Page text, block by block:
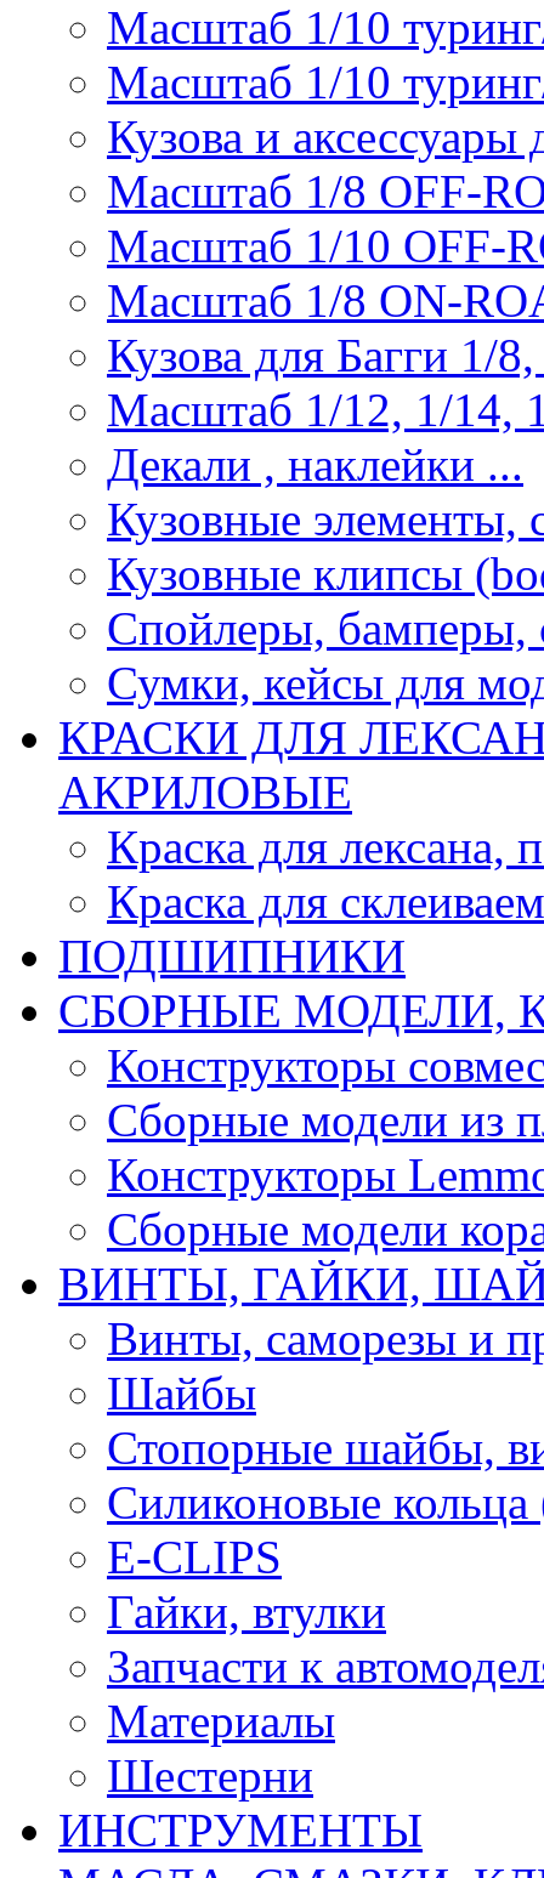
Масштаб 1/10
Масштаб 1/10
Кузова и
Масштаб 1/8 OFF-
Масштаб 1/10 OFF-
Масштаб 1/8 ON-
Кузова для Багги 1/
Масштаб 1/12, 1/14,
Декали , наклейки ...
Кузовные элементы,
Кузовные клипсы
Спойлеры, бамперы,
Сумки, кейсы для
КРАСКИ ДЛЯ
АКРИЛОВЫЕ
Краска для лексана,
Краска для
ПОДШИПНИКИ
CБОРНЫЕ МОДЕЛИ,
Конструкторы
Сборные модели из
Конструкторы
Сборные модели
ВИНТЫ, ГАЙКИ,
Винты, саморезы и
Шайбы
Стопорные шайбы,
Силиконовые
E-CLIPS
Гайки, втулки
Запчасти к
Материалы
Шестерни
ИНСТРУМЕНТЫ